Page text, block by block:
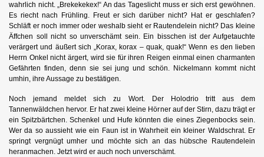
wahrlich nicht. „Brekekekex!“ An das Tageslicht muss er sich erst gewöhnen.
Es riecht nach Frühling. Freut er sich darüber nicht? Hat er geschlafen?
Schläft er noch immer oder weshalb sieht er Rautendelein nicht? Das kleine
Äffchen soll nicht so unverschämt sein. Ein bisschen ist der Aufgetauchte
verärgert und äußert sich „Korax, korax – quak, quak!“ Wenn es den lieben
Herrn Onkel nicht ärgert, wird sie für ihren Reigen einmal einen charmanten
Gefährten finden, denn sie sei jung und schön. Nickelmann kommt nicht
umhin, ihre Aussage zu bestätigen.
Noch jemand meldet sich zu Wort. Der Holodrio tritt aus dem
Tannenwäldchen hervor. Er hat zwei kleine Hörner auf der Stirn, dazu trägt er
ein Spitzbärtchen. Schenkel und Hufe könnten die eines Ziegenbocks sein.
Wer da so aussieht wie ein Faun ist in Wahrheit ein kleiner Waldschrat. Er
springt vergnügt umher und möchte sich an das hübsche Rautendelein
heranmachen. Jetzt wird er auch noch unverschämt.